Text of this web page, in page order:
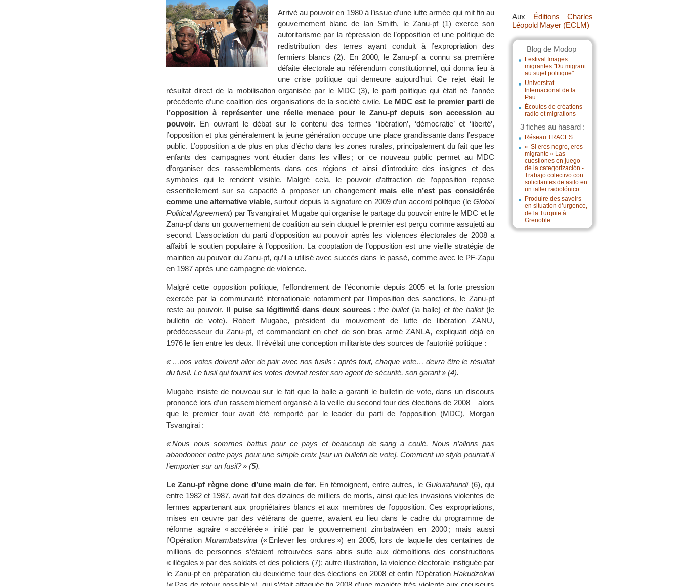
Aux Éditions Charles
Léopold Mayer (ECLM)
Blog de Modop
Festival Images
migrantes "Du migrant
au sujet politique"
Universitat
Internacional de la
Pau
Écoutes de créations
radio et migrations
3 fiches au hasard :
Réseau TRACES
« Si eres negro, eres
migrante » Las
cuestiones en juego
de la categorización -
Trabajo colectivo con
solicitantes de asilo en
un taller radiofónico
Produire des savoirs
en situation d’urgence,
de la Turquie à
Grenoble
Arrivé au pouvoir en 1980 à l’issue d’une lutte armée qui mit fin au
gouvernement blanc de Ian Smith, le Zanu-pf (1) exerce son
autoritarisme par la répression de l’opposition et une politique de
redistribution des terres ayant conduit à l’expropriation des
fermiers blancs (2). En 2000, le Zanu-pf a connu sa première
défaite électorale au référendum constitutionnel, qui donna lieu à
une crise politique qui demeure aujourd’hui. Ce rejet était le
résultat direct de la mobilisation organisée par le MDC (3), le parti politique qui était né l’année
précédente d’une coalition des organisations de la société civile. Le MDC est le premier parti de
l’opposition à représenter une réelle menace pour le Zanu-pf depuis son accession au
pouvoir. En ouvrant le débat sur le contenu des termes ‘libération’, ‘démocratie’ et ‘liberté’,
l’opposition et plus généralement la jeune génération occupe une place grandissante dans l’espace
public. L’opposition a de plus en plus d’écho dans les zones rurales, principalement du fait que les
enfants des campagnes vont étudier dans les villes ; or ce nouveau public permet au MDC
d’organiser des rassemblements dans ces régions et ainsi d’introduire des insignes et des
symboles qui le rendent visible. Malgré cela, le pouvoir d’attraction de l’opposition repose
essentiellement sur sa capacité à proposer un changement mais elle n’est pas considérée
comme une alternative viable, surtout depuis la signature en 2009 d’un accord politique (le Global
Political Agreement) par Tsvangirai et Mugabe qui organise le partage du pouvoir entre le MDC et le
Zanu-pf dans un gouvernement de coalition au sein duquel le premier est perçu comme assujetti au
second. L’association du parti d’opposition au pouvoir après les violences électorales de 2008 a
affaibli le soutien populaire à l’opposition. La cooptation de l’opposition est une vieille stratégie de
maintien au pouvoir du Zanu-pf, qu’il a utilisé avec succès dans le passé, comme avec le PF-Zapu
en 1987 après une campagne de violence.
Malgré cette opposition politique, l’effondrement de l’économie depuis 2005 et la forte pression
exercée par la communauté internationale notamment par l’imposition des sanctions, le Zanu-pf
reste au pouvoir. Il puise sa légitimité dans deux sources:the bullet(la balle) etthe ballot(le
bulletin de vote). Robert Mugabe, président du mouvement de lutte de libération ZANU,
prédécesseur du Zanu-pf, et commandant en chef de son bras armé ZANLA, expliquait déjà en
1976 le lien entre les deux. Il révélait une conception militariste des sources de l’autorité politique :
« …nos votes doivent aller de pair avec nos fusils ; après tout, chaque vote… devra être le résultat
du fusil. Le fusil qui fournit les votes devrait rester son agent de sécurité, son garant » (4).
Mugabe insiste de nouveau sur le fait que la balle a garanti le bulletin de vote, dans un discours
prononcé lors d’un rassemblement organisé à la veille du second tour des élections de 2008 – alors
que le premier tour avait été remporté par le leader du parti de l’opposition (MDC), Morgan
Tsvangirai :
« Nous nous sommes battus pour ce pays et beaucoup de sang a coulé. Nous n’allons pas
abandonner notre pays pour une simple croix [sur un bulletin de vote]. Comment un stylo pourrait-il
l’emporter sur un fusil? » (5).
Le Zanu-pf règne donc d’une main de fer. En témoignent, entre autres, leGukurahundi(6), qui
entre 1982 et 1987, avait fait des dizaines de milliers de morts, ainsi que les invasions violentes de
fermes appartenant aux propriétaires blancs et aux membres de l’opposition. Ces expropriations,
mises en œuvre par des vétérans de guerre, avaient eu lieu dans le cadre du programme de
réforme agraire « accélérée » initié par le gouvernement zimbabwéen en 2000 ; mais aussi
l’Opération Murambatsvina(« Enlever les ordures ») en 2005, lors de laquelle des centaines de
millions de personnes s’étaient retrouvées sans abris suite aux démolitions des constructions
« illégales » par des soldats et des policiers (7); autre illustration, la violence électorale instiguée par
le Zanu-pf en préparation du deuxième tour des élections en 2008 et enfin l’Opération Hakudzokwi